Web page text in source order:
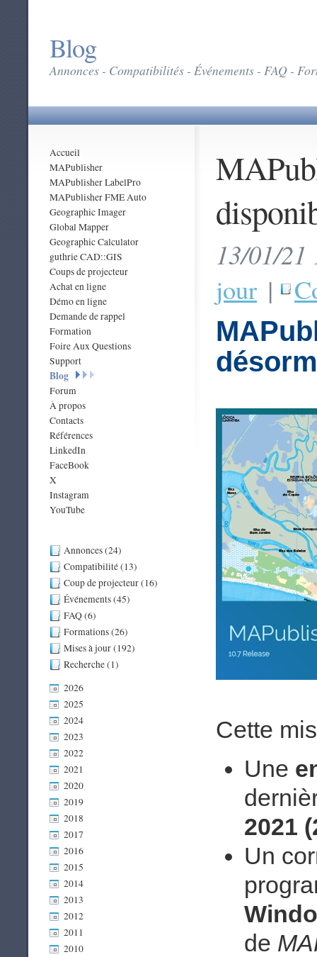
Blog
Annonces - Compatibilités - Événements - FAQ -
Accueil
MAPublisher
MAPublisher LabelPro
MAPublisher FME Auto
Geographic Imager
Global Mapper
Geographic Calculator
guthrie CAD::GIS
Coups de projecteur
Achat en ligne
Démo en ligne
Demande de rappel
Formation
Foire Aux Questions
Support
Blog
Forum
À propos
Contacts
Références
LinkedIn
FaceBook
X
Instagram
YouTube
Annonces (24)
Compatibilité (13)
Coup de projecteur (16)
Événements (45)
FAQ (6)
Formations (26)
Mises à jour (192)
Recherche (1)
2026
2025
2024
2023
2022
2021
2020
2019
2018
2017
2016
2015
2014
2013
2012
2011
2010
13/01/
jour |
Cette
Une
2021
Un
de